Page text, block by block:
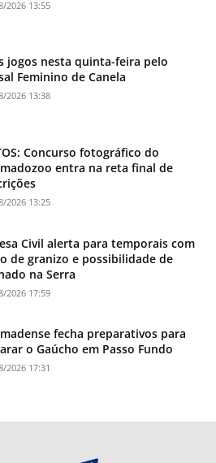
2026 13:55
jogos nesta quinta-feira pelo
Feminino de Canela
2026 13:38
Concurso fotográfico do
entra na reta final de
2026 13:25
Civil alerta para temporais com
de granizo e possibilidade de
na Serra
2026 17:59
fecha preparativos para
o Gaúcho em Passo Fundo
2026 17:31